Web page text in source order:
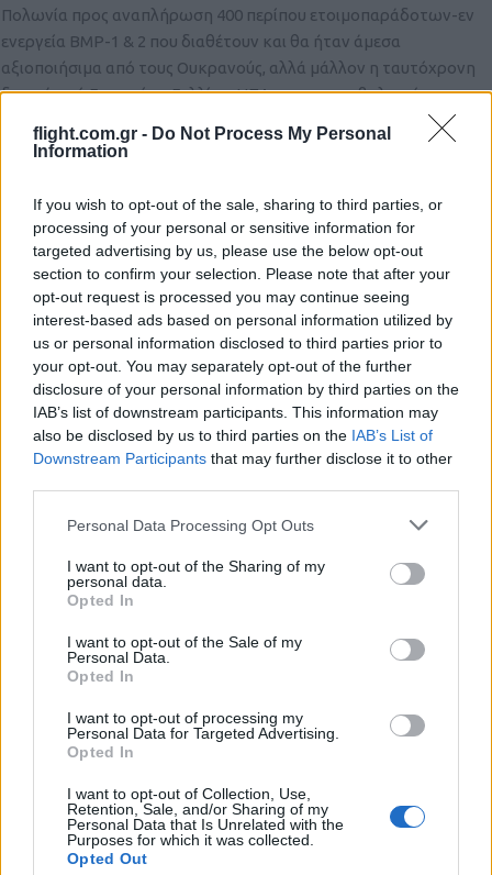
flight.com.gr - Do Not Process My Personal
Information
If you wish to opt-out of the sale, sharing to third parties, or
processing of your personal or sensitive information for
targeted advertising by us, please use the below opt-out
section to confirm your selection. Please note that after your
opt-out request is processed you may continue seeing
interest-based ads based on personal information utilized by
us or personal information disclosed to third parties prior to
your opt-out. You may separately opt-out of the further
disclosure of your personal information by third parties on the
IAB’s list of downstream participants. This information may
also be disclosed by us to third parties on the IAB’s List of
Downstream Participants that may further disclose it to other
Please note that this website/app uses one or more Google
not limited to your visit or usage behaviour. You may click to
grant or deny consent to Google and its third-party tags to
use your data for below specified purposes in below Google
consent section.
Personal Data Processing Opt Outs
I want to opt-out of the Sharing of my
personal data.
Opted In
I want to opt-out of the Sale of my
Personal Data.
Opted In
I want to opt-out of processing my
Personal Data for Targeted Advertising.
Opted In
I want to opt-out of Collection, Use,
Retention, Sale, and/or Sharing of my
Personal Data that Is Unrelated with the
Purposes for which it was collected.
Opted Out
Πολωνία προς αναπλήρωση 400 περίπου ετοιμοπαράδοτων-εν
ενεργεία BMP-1 & 2 που διαθέτουν και θα ήταν άμεσα
αξιοποιήσιμα από τους Ουκρανούς, αλλά μάλλον η ταυτόχρονη
δωρεά από Γερμανία – Γαλλία – ΗΠΑ, με τον συμβολισμό της,
Λογικά οι ΗΠΑ θα προχωρήσουν και σε άλλες τμηματικές δωρεές
ρεαλιστική προοπτική αξιοποίησης τους.
Τέλος σε ότι αφορά στο πυροβολικό, βασική περιοριστική
παράμετρος παραμένει η διαθεσιμότητα πυρομαχικών και όχι
πυροβόλων, τουλάχιστον για τις ΗΠΑ, οι οποίες πέραν των 500
αποθηκευμένων Μ109 διαθέτουν και 1.000 !!! Μ198, απείρως
καλύτερα των D-20 & D-30, που χρησιμοποιούν οι Ουκρανοί.
Όποιος παράγει αυτήν την περίοδο, στην Ευρώπη οβίδες των
155 & 105 mm, πληρώνεται με χρυσάφι και θα εκτιμούσαμε μία
σχετική ενημέρωση της ΄Π΄ για τις Ελληνικές δυνατότητες.
18 Reply
8 Ιανουαρίου 2023 10:59
#472467
Εντάξει, φαίνεται ότι χάνουμε τα «κορμιά» που πάνε Ουκρανία
αλλά μια γρήγορη ήττα του Πούτιν είναι και προς το δικό μας
συμφέρον: Κόβεται ο αέρας στον κολλητό του, πέρα από το ότι
για εμάς και θα χειροτερέψει αντίστοιχα για τους απέναντι ( θα
περιοριστούν τα περίεργα αλισβερίσια με τους Ρώσους)
Reply